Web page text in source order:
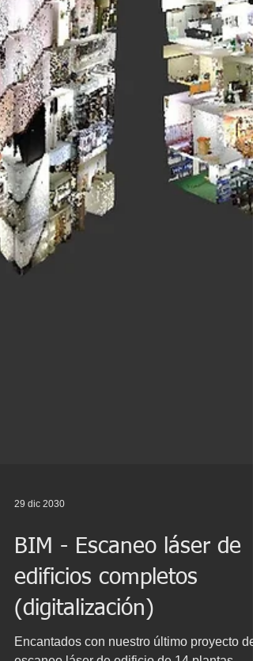
29 dic 2030
BIM - Escaneo láser de
edificios completos
(digitalización)